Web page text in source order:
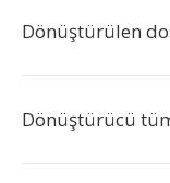
Dönüştürülen
Dönüştürücü